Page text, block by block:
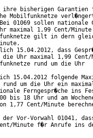
ihre bisherigen
Mobilfunknetze
01069 sollen nationale
maximal 1,99 Cent/
gilt in dern
15.04.2012, dass
Uhr maximal 1,99 Cent/
rund um die Uhr
15.04.2012 folgende
um die Uhr ein
Ferngespr�che ins
18 Uhr und am
1,77 Cent/Minute
Vor-Vorwahl 01041,
Minute f�r Anrufe ins